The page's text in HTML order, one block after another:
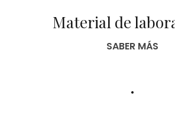
Material de
SABER MÁS